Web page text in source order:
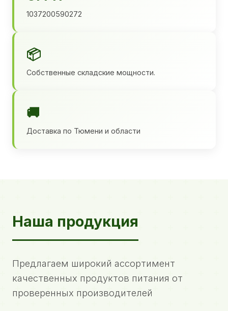
1037200590272
📦
Собственные складские мощности.
🚚
Доставка по Тюмени и области
Наша продукция
Предлагаем широкий ассортимент
качественных продуктов питания от
проверенных производителей